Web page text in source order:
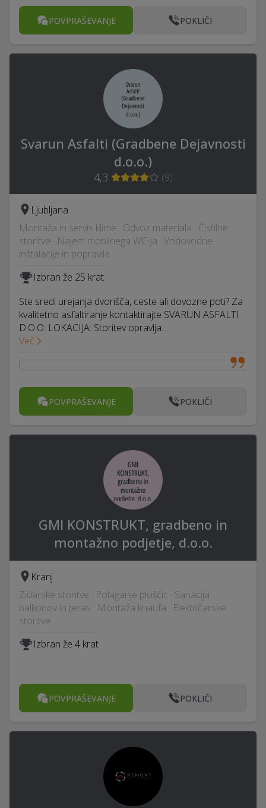
POVPRAŠEVANJE POKLIČI
Svarun Asfalti (Gradbene Dejavnosti
d.o.o.)
4,3 (9)
Ljubljana
Montaža in servis klime · Odvoz materiala · Čistilne
storitve · Najem mobilnega WC-ja · Vodovodne
inštalacije in popravila
Izbran že 25 krat
Ste sredi urejanja dvorišča, ceste ali dovozne poti? Za
kvalitetno asfaltiranje kontaktirajte SVARUN ASFALTI
D.O.O. LOKACIJA: Storitev opravlja…
Več
POVPRAŠEVANJE POKLIČI
GMI KONSTRUKT, gradbeno in
montažno podjetje, d.o.o.
Kranj
Zidarske storitve · Polaganje ploščic · Sanacija
balkonov in teras · Montaža knaufa · Električarske
storitve
Izbran že 4 krat
POVPRAŠEVANJE POKLIČI